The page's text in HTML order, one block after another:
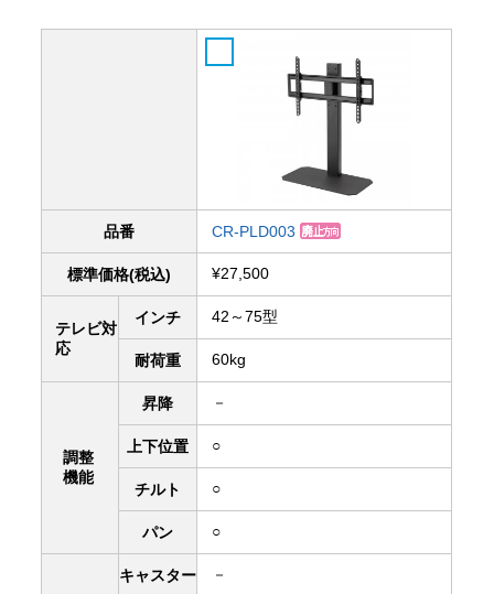
品番 CR-PLD003
標準価格(税込) ¥27,500
テレビ対
応
インチ 42～75型
耐荷重 60kg
調整
機能
昇降 －
上下位置 ○
チルト ○
パン ○
キャスター －